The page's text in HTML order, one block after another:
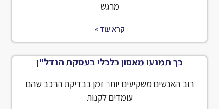
מרגש
קרא עוד »
כך תמנעו מאסון כלכלי בעסקת הנדל"ן
רוב האנשים משקיעים יותר זמן בבדיקת הרכב שהם
עומדים לקנות